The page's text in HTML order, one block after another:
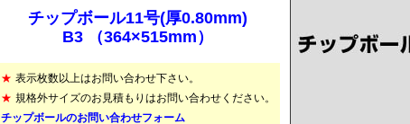
チップボール11号(厚0.80mm)
B3 （364×515mm）
★ 表示枚数以上はお問い合わせ下さい。
★ 規格外サイズのお見積もりはお問い合わせください。
チップボールのお問い合わせフォーム